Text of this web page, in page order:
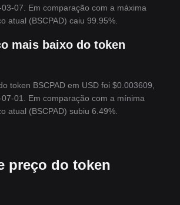
07. Em comparação com a máxima
atual (BSCPAD) caiu 99.95%.
mais baixo do token
token BSCPAD em USD foi $0.003609,
01. Em comparação com a mínima
atual (BSCPAD) subiu 6.49%.
preço do token